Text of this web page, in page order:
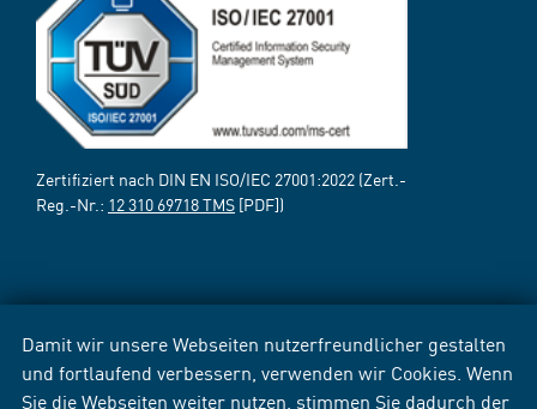
Damit wir unsere Webseiten nutzerfreundlicher gestalten
und fortlaufend verbessern, verwenden wir Cookies. Wenn
Sie die Webseiten weiter nutzen, stimmen Sie dadurch der
Zertifiziert nach DIN EN ISO/IEC 27001:2022 (Zert.-
Reg.-Nr.: 12 310 69718 TMS [PDF])